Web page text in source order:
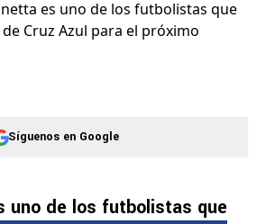
es uno de los futbolistas que
Cruz Azul para el próximo
Síguenos en Google
uno de los futbolistas que